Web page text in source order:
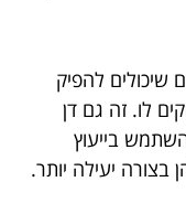
שיכולים להפיק
לו. זה גם דן
בייעוץ
יעילה יותר.